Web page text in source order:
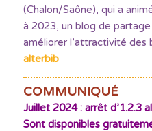
(Chalon/Saône), qui a
à 2023, un blog de partage
améliorer l’attractivité des
alterbib
COMMUNIQUÉ
Juillet 2024 : arrêt d’1.2.3
Sont disponibles